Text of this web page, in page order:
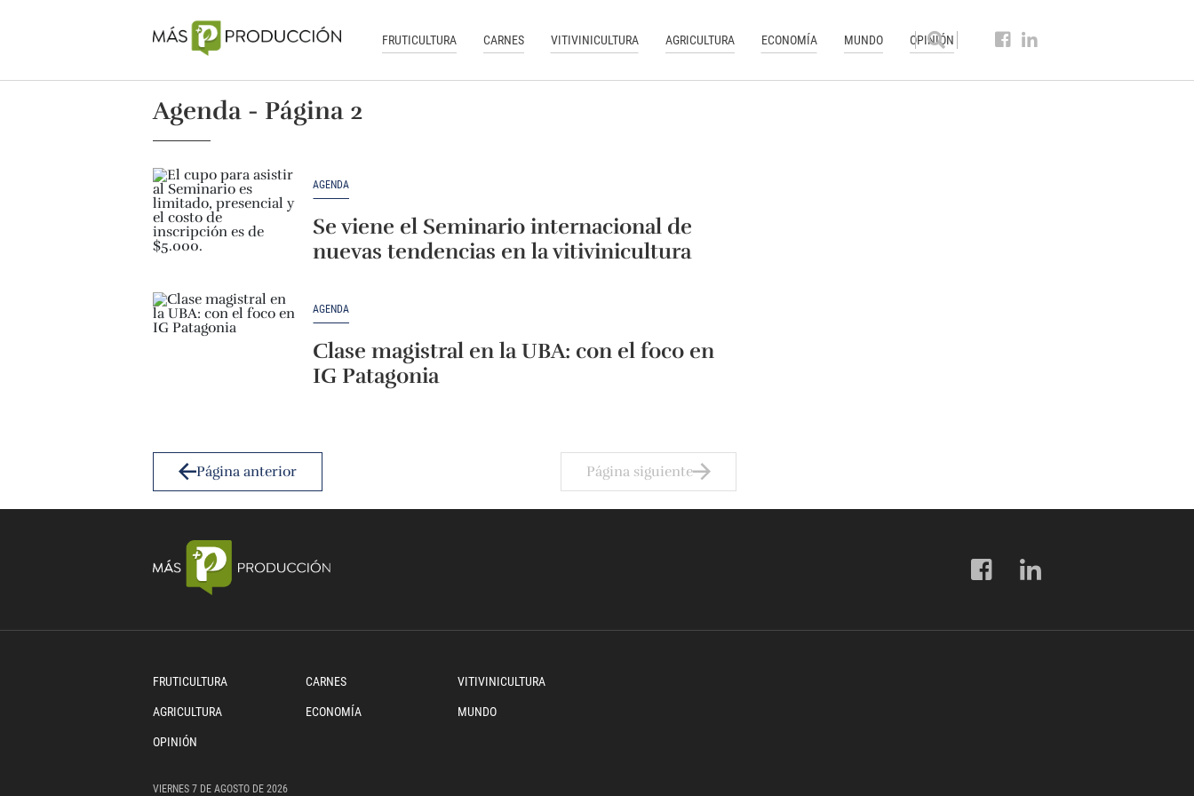
FRUTICULTURA CARNES VITIVINICULTURA AGRICULTURA ECONOMÍA MUNDO OPINIÓN
Agenda - Página 2
AGENDA
Se viene el Seminario internacional de
nuevas tendencias en la vitivinicultura
AGENDA
Clase magistral en la UBA: con el foco en
IG Patagonia
Página anterior Página siguiente
FRUTICULTURA CARNES VITIVINICULTURA
AGRICULTURA ECONOMÍA MUNDO
OPINIÓN
VIERNES 7 DE AGOSTO DE 2026